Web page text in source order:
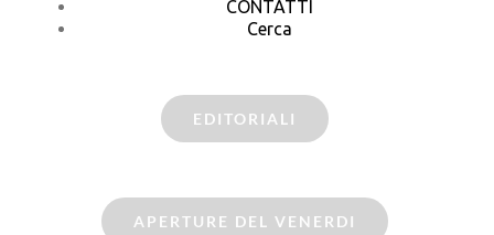
CONTATTI
Cerca
EDITORIALI
APERTURE DEL VENERDI